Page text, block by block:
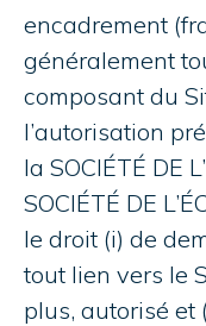
encadrement
généralement
composant du
l’autorisation
la SOCIÉTÉ DE
SOCIÉTÉ DE
le droit (i) de
tout lien vers le
plus, autorisé et